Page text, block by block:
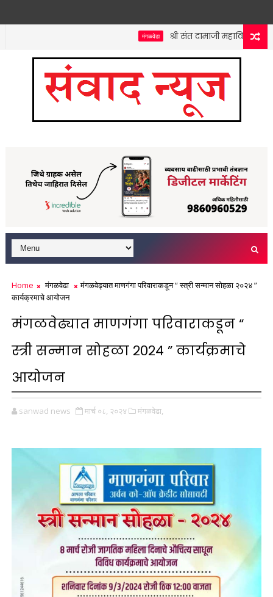
श्री संत दामाजी महाविद्यालयात
Home मंगळवेढा
मंगळवेढ्यात माणगंगा परिवाराकडून “ स्त्री सन्मान सोहळा २०२४ ”
कार्यक्रमाचे आयोजन
मंगळवेढ्यात माणगंगा परिवाराकडून “
स्त्री सन्मान सोहळा २०२४ ” कार्यक्रमाचे
आयोजन
sanwad news मार्च ०८, २०२४ मंगळवेढा,